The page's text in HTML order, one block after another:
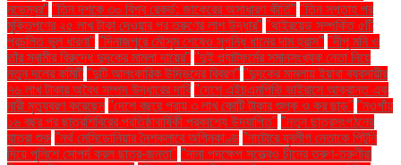
নভেম্বর" "তিন দশকে ৩০ বিশ্ব রেকর্ড: জাকেরের অসাধারণ কীর্তি" "তিন সপ্তাহ পর
মুক্তিপণের ২৫ লাখ টাকা দেওয়ার পর তরুণের লাশ উদ্ধার" "থাইরয়েড সম্পর্কিত ৫টি
প্রচলিত ভুল ধারণা" "দিনাজপুরে মৌসুম শেষেও সুগন্ধি ধানের দাম হ্রাস" "দীপু মনি ও
তাঁর স্বামীর বিরুদ্ধে দুদকের মামলা দায়ের" "দুই প্ল্যাটফর্মের সমানসংখ্যক নেতা নিয়ে
নতুন দলের কমিটি "দুটি আলংকারিক উদ্ভিদের বিবরণ" "দুদকের মামলায় ইয়াবা ব্যবসায়ীর
৭৬ লাখ টাকার অবৈধ সম্পদ উদ্ধারের দাবি "দেশে এইচএমপিভি ভাইরাসে আক্রান্ত এক
নারী মৃত্যুবরণ করেছেন "দেশে বছরে প্রায় ৩ লাখ কোটি টাকার শুল্ক ও কর ছাড়" "নওগাঁয়
১৬ বছর পর ছাত্রশিবিরের প্রতিষ্ঠাবার্ষিকী প্রকাশ্যে উদযাপিত" "নতুন ছাত্রসংগঠনের
যাত্রা শুরু "নর্থ মেসিডোনিয়ার নৈশক্লাবে অগ্নিকাণ্ড "নাটোরে যুবলীগ নেতাকে পিটুনি
দিয়ে পুলিশে সোপর্দ করল ছাত্র-জনতা" "নানা পদক্ষেপ সত্ত্বেও চীনের তরুণ-তরুণীরা